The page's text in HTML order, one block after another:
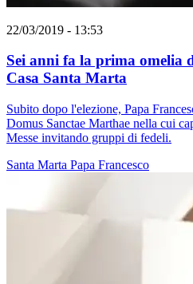
22/03/2019 - 13:53
Sei anni fa la prima omelia
Casa Santa Marta
Subito dopo l'elezione, Papa
Domus Sanctae Marthae nella cui
Messe invitando gruppi di fedeli.
Santa Marta Papa Francesco